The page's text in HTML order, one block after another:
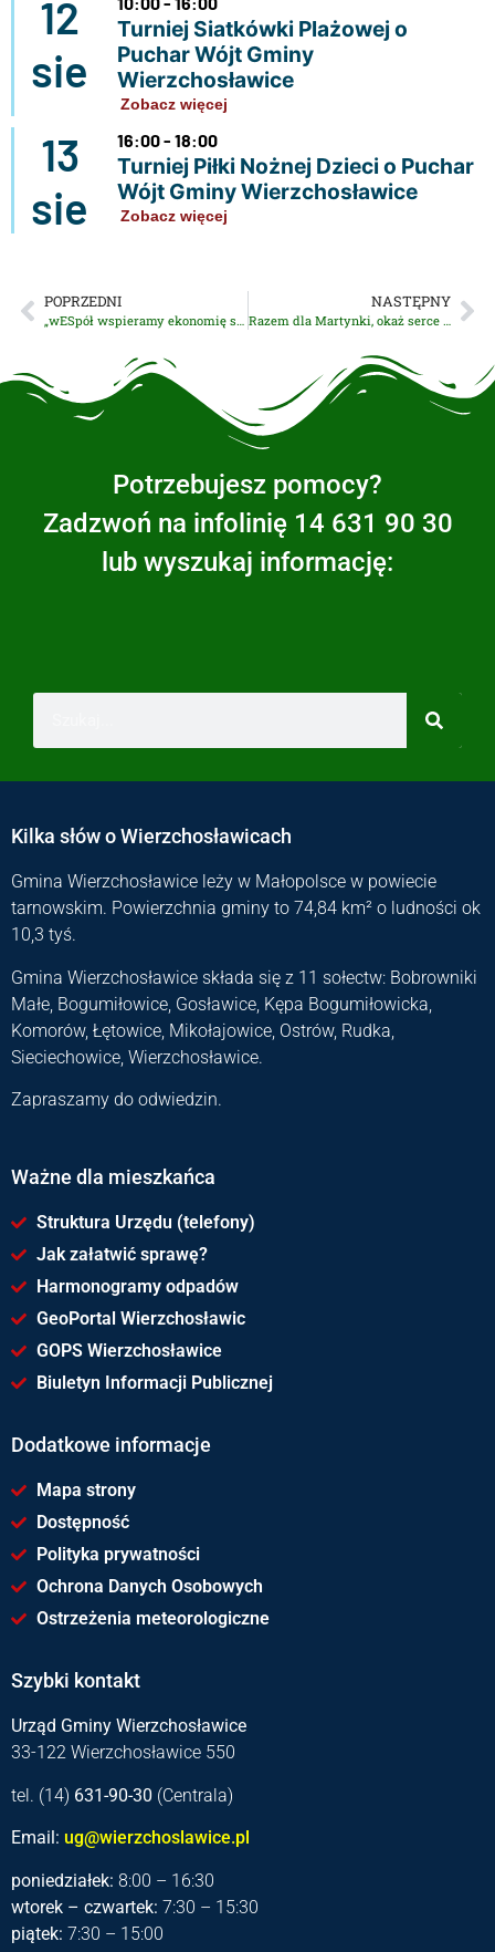
12
sie
Turniej Siatkówki Plażowej o
Puchar Wójt Gminy
Wierzchosławice
Zobacz więcej
13
sie
16:00 - 18:00
Turniej Piłki Nożnej Dzieci o Puchar
Wójt Gminy Wierzchosławice
Zobacz więcej
POPRZEDNI
„wESpół wspieramy ekonomię społeczną” – edycja 2021
NASTĘPNY
Razem dla Martynki, okaż serce przyjdź – podziękowanie za udział w Kiermaszu Świątecznym
Potrzebujesz pomocy?
Zadzwoń na infolinię 14 631 90 30
lub wyszukaj informację:
Kilka słów o Wierzchosławicach
Gmina Wierzchosławice leży w Małopolsce w powiecie
tarnowskim. Powierzchnia gminy to 74,84 km² o ludności ok
10,3 tyś.
Gmina Wierzchosławice składa się z 11 sołectw: Bobrowniki
Małe, Bogumiłowice, Gosławice, Kępa Bogumiłowicka,
Komorów, Łętowice, Mikołajowice, Ostrów, Rudka,
Sieciechowice, Wierzchosławice.
Zapraszamy do odwiedzin.
Ważne dla mieszkańca
Struktura Urzędu (telefony)
Jak załatwić sprawę?
Harmonogramy odpadów
GeoPortal Wierzchosławic
GOPS Wierzchosławice
Biuletyn Informacji Publicznej
Dodatkowe informacje
Mapa strony
Dostępność
Polityka prywatności
Ochrona Danych Osobowych
Ostrzeżenia meteorologiczne
Szybki kontakt
Urząd Gminy Wierzchosławice
33-122 Wierzchosławice 550
tel. (14) 631-90-30 (Centrala)
Email: ug@wierzchoslawice.pl
poniedziałek: 8:00 – 16:30
wtorek – czwartek: 7:30 – 15:30
piątek: 7:30 – 15:00